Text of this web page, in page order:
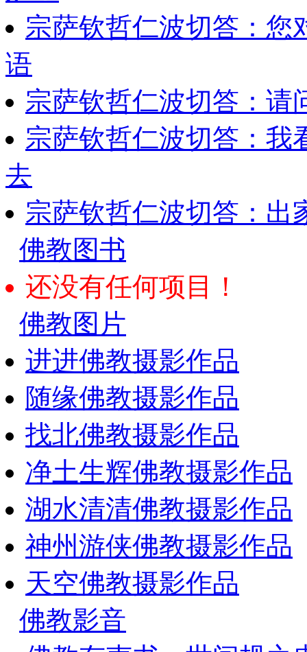
宗萨钦哲仁波切答：您
语
宗萨钦哲仁波切答：请
宗萨钦哲仁波切答：我
去
宗萨钦哲仁波切答：出
佛教图书
还没有任何项目！
佛教图片
进进佛教摄影作品
随缘佛教摄影作品
找北佛教摄影作品
净土生辉佛教摄影作品
湖水清清佛教摄影作品
神州游侠佛教摄影作品
天空佛教摄影作品
佛教影音